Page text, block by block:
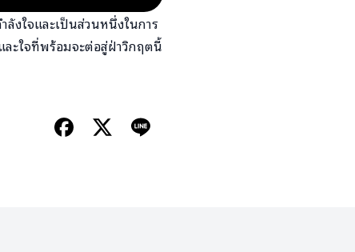
งใจและเป็นส่วนหนึ่งในการ
ะใจที่พร้อมจะต่อสู่ฝ่าวิกฤตนี้